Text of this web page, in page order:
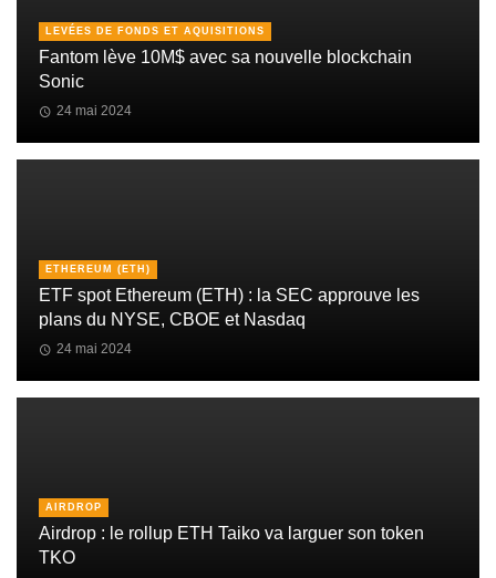
LEVÉES DE FONDS ET AQUISITIONS
Fantom lève 10M$ avec sa nouvelle blockchain
Sonic
24 mai 2024
ETHEREUM (ETH)
ETF spot Ethereum (ETH) : la SEC approuve les
plans du NYSE, CBOE et Nasdaq
24 mai 2024
AIRDROP
Airdrop : le rollup ETH Taiko va larguer son token
TKO